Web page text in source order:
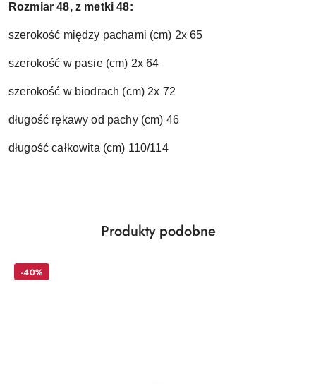
Rozmiar 48, z metki 48:
szerokość między pachami (cm) 2x 65
szerokość w pasie (cm) 2x 64
szerokość w biodrach (cm) 2x 72
długość rękawy od pachy (cm) 46
długość całkowita (cm) 110/114
Pomiń karuzelę produktów
Produkty
Produkty podobne
-40%